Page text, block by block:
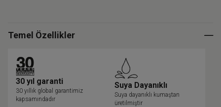
Temel Özellikler
30 yıl garanti
30 yıllık global garantimiz
kapsamındadır
Suya Dayanıklı
Suya dayanıklı kumaştan
üretilmiştir